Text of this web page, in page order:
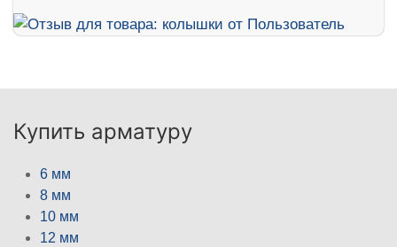
Купить арматуру
6 мм
8 мм
10 мм
12 мм